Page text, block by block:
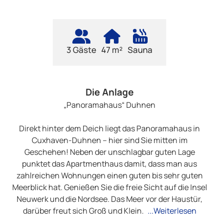
3 Gäste 47 m² Sauna
Die Anlage
„Panoramahaus“ Duhnen
Direkt hinter dem Deich liegt das Panoramahaus in
Cuxhaven-Duhnen – hier sind Sie mitten im
Geschehen! Neben der unschlagbar guten Lage
punktet das Apartmenthaus damit, dass man aus
zahlreichen Wohnungen einen guten bis sehr guten
Meerblick hat. Genießen Sie die freie Sicht auf die Insel
Neuwerk und die Nordsee. Das Meer vor der Haustür,
darüber freut sich Groß und Klein. ...Weiterlesen